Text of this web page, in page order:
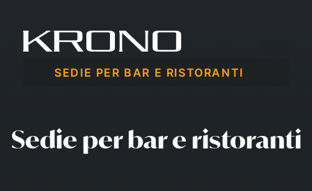
contenuto
SEDIE PER BAR E RISTORANTI
Sedie per bar e ristoranti